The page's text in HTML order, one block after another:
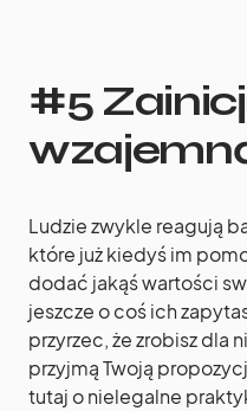
#5
Ludzie zwykle reagują
które już kiedyś im
dodać jakąś wartości
jeszcze o coś ich
przyrzec, że zrobisz dla
przyjmą Twoją
tutaj o nielegalne